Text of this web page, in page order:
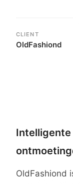
CLIENT
OldFashiond
OldFashiond